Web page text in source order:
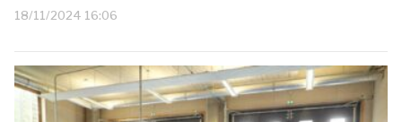
18/11/2024 16:06